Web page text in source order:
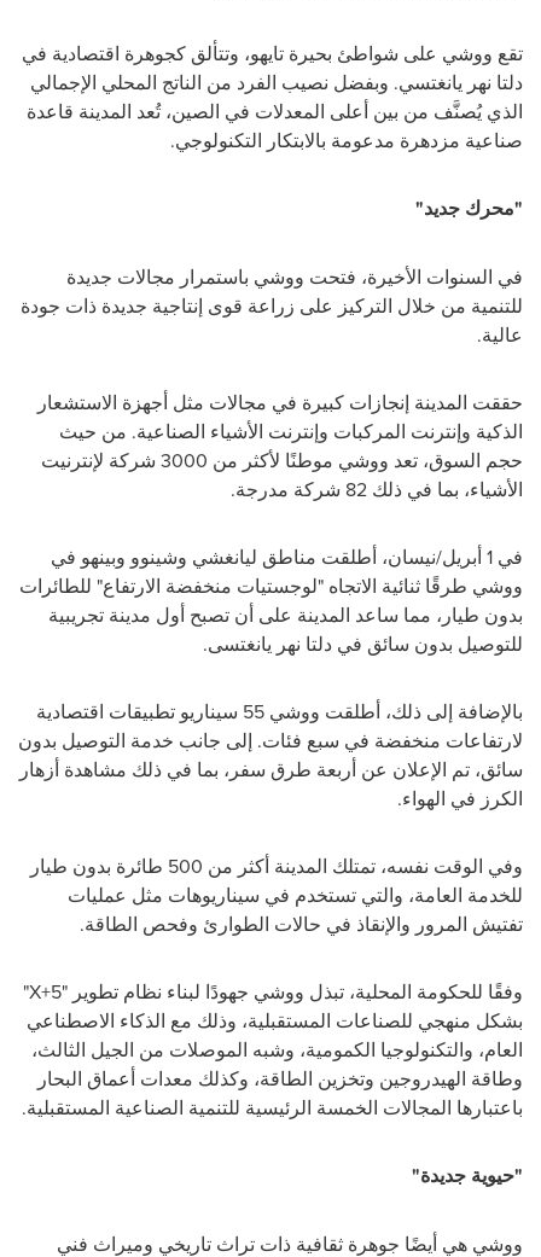
تقع ووشي على شواطئ بحيرة تايهو، وتتألق كجوهرة اقتصادية في
دلتا نهر يانغتسي. وبفضل نصيب الفرد من الناتج المحلي الإجمالي
الذي يُصنَّف من بين أعلى المعدلات في الصين، تُعد المدينة قاعدة
صناعية مزدهرة مدعومة بالابتكار التكنولوجي.
"محرك جديد"
في السنوات الأخيرة، فتحت ووشي باستمرار مجالات جديدة
للتنمية من خلال التركيز على زراعة قوى إنتاجية جديدة ذات جودة
عالية.
حققت المدينة إنجازات كبيرة في مجالات مثل أجهزة الاستشعار
الذكية وإنترنت المركبات وإنترنت الأشياء الصناعية. من حيث
حجم السوق، تعد ووشي موطنًا لأكثر من 3000 شركة لإنترنيت
الأشياء، بما في ذلك 82 شركة مدرجة.
في 1 أبريل/نيسان، أطلقت مناطق ليانغشي وشينوو وبينهو في
ووشي طرقًا ثنائية الاتجاه "لوجستيات منخفضة الارتفاع" للطائرات
بدون طيار، مما ساعد المدينة على أن تصبح أول مدينة تجريبية
للتوصيل بدون سائق في دلتا نهر يانغتسى.
بالإضافة إلى ذلك، أطلقت ووشي 55 سيناريو تطبيقات اقتصادية
لارتفاعات منخفضة في سبع فئات. إلى جانب خدمة التوصيل بدون
سائق، تم الإعلان عن أربعة طرق سفر، بما في ذلك مشاهدة أزهار
الكرز في الهواء.
وفي الوقت نفسه، تمتلك المدينة أكثر من 500 طائرة بدون طيار
للخدمة العامة، والتي تستخدم في سيناريوهات مثل عمليات
تفتيش المرور والإنقاذ في حالات الطوارئ وفحص الطاقة.
وفقًا للحكومة المحلية، تبذل ووشي جهودًا لبناء نظام تطوير "5+ X
"
بشكل منهجي للصناعات المستقبلية، وذلك مع الذكاء الاصطناعي
العام، والتكنولوجيا الكمومية، وشبه الموصلات من الجيل الثالث،
وطاقة الهيدروجين وتخزين الطاقة، وكذلك معدات أعماق البحار
باعتبارها المجالات الخمسة الرئيسية للتنمية الصناعية المستقبلية.
"حيوية جديدة"
ووشي هي أيضًا جوهرة ثقافية ذات تراث تاريخي وميراث فني